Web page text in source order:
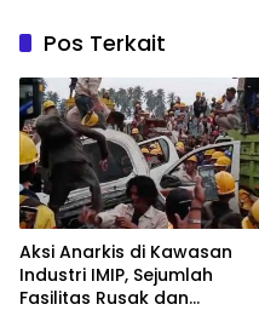
Pos Terkait
Aksi Anarkis di Kawasan
Industri IMIP, Sejumlah
Fasilitas Rusak dan